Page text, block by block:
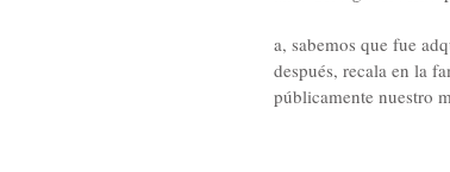
a, sabemos que fue
después, recala en la
públicamente nuestro